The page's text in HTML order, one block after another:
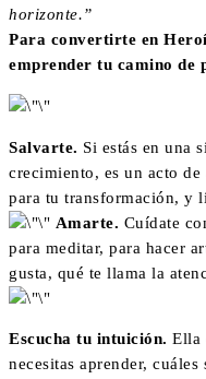
horizonte.”
Para convertirte en
emprender tu camino de
Salvarte. Si estás en una
crecimiento, es un acto
para tu transformación, y
Amarte. Cuídate
para meditar, para hacer
gusta, qué te llama la
Escucha tu intuición. Ella
necesitas aprender,